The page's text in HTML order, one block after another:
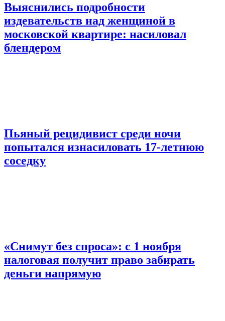
Выяснились подробности
издевательств над женщиной в
московской квартире: насиловал
блендером
Пьяный рецидивист среди ночи
попытался изнасиловать 17-летнюю
соседку
«Снимут без спроса»: с 1 ноября
налоговая получит право забирать
деньги напрямую